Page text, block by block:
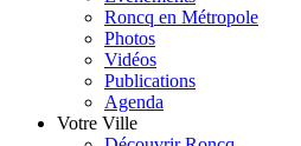
Roncq en Métropole
Photos
Vidéos
Publications
Agenda
Votre Ville